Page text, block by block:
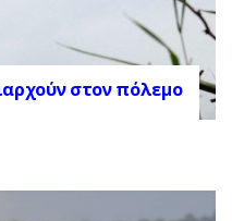
στον πόλεμο